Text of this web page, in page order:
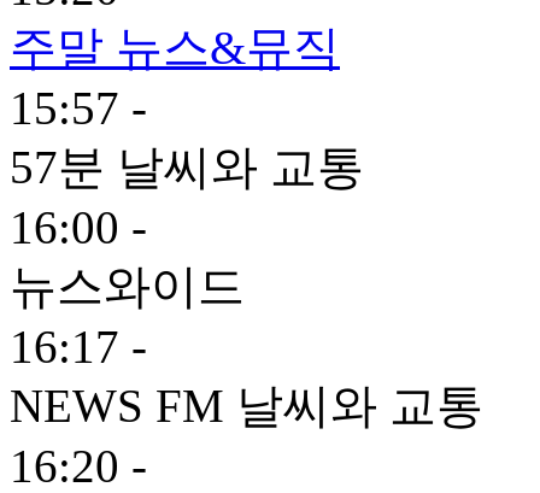
주말 뉴스&뮤직
15:57 -
57분 날씨와 교통
16:00 -
뉴스와이드
16:17 -
NEWS FM 날씨와 교통
16:20 -